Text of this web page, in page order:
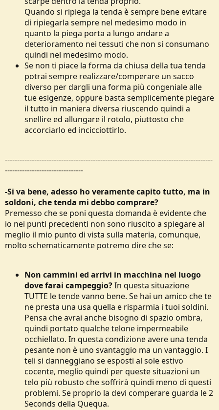
Quando si ripiega la tenda è sempre bene evitare
di ripiegarla sempre nel medesimo modo in
quanto la piega porta a lungo andare a
deterioramento nei tessuti che non si consumano
quindi nel medesimo modo.
Se non ti piace la forma da chiusa della tua tenda
potrai sempre realizzare/comperare un sacco
diverso per dargli una forma più congeniale alle
tue esigenze, oppure basta semplicemente piegare
il tutto in maniera diversa riuscendo quindi a
snellire ed allungare il rotolo, piuttosto che
accorciarlo ed incicciottirlo.
-------------------------------------------------------------------------------------
--------------------------------
-Si va bene, adesso ho veramente capito tutto, ma in
soldoni, che tenda mi debbo comprare?
Premesso che se poni questa domanda è evidente che
io nei punti precedenti non sono riuscito a spiegare al
meglio il mio punto di vista sulla materia, comunque,
molto schematicamente potremo dire che se:
Non cammini ed arrivi in macchina nel luogo
dove farai campeggio?In questa situazione
TUTTE le tende vanno bene. Se hai un amico che te
ne presta una usa quella e risparmia i tuoi soldini.
Pensa che avrai anche bisogno di spazio ombra,
quindi portato qualche telone impermeabile
occhiellato. In questa condizione avere una tenda
pesante non è uno svantaggio ma un vantaggio. I
teli si danneggiano se esposti al sole estivo
cocente, meglio quindi per queste situazioni un
telo più robusto che soffrirà quindi meno di questi
problemi. Se proprio la devi comperare guarda le 2
Seconds della Quequa.